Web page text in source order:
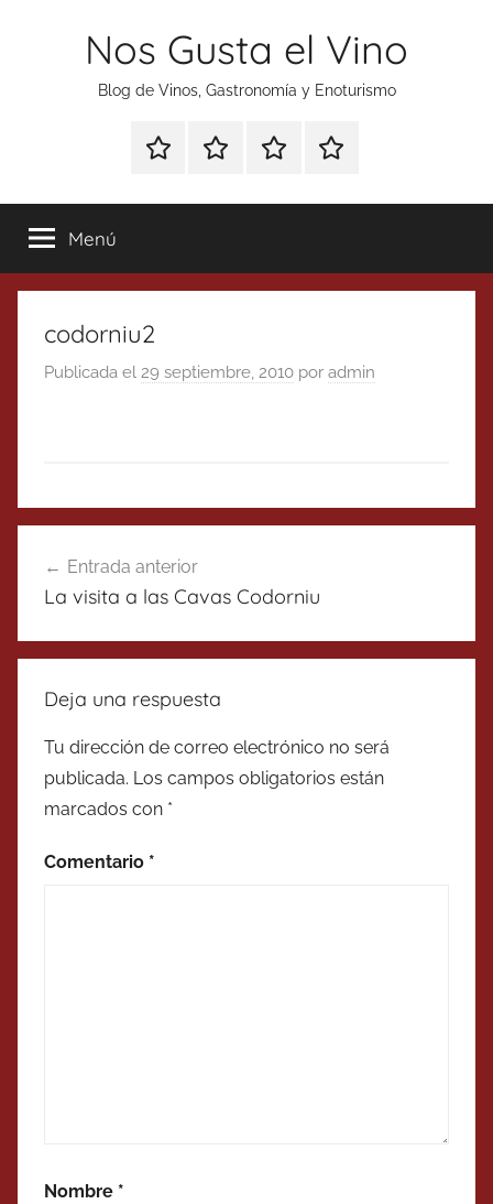
Nos Gusta el Vino
Blog de Vinos, Gastronomía y Enoturismo
Especial
Tonics
Enoturismo
Gastronomía
RankingContacto
Menú
codorniu2
Publicada el 29 septiembre, 2010 por admin
de
Entrada anterior
La visita a las Cavas Codorniu
Deja una respuesta
Tu dirección de correo electrónico no será
publicada. Los campos obligatorios están
marcados con *
Comentario *
Nombre *